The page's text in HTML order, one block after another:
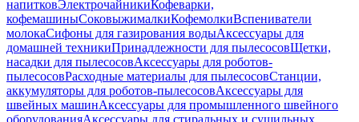
напитковЭлектрочайникиКофеварки,
кофемашиныСоковыжималкиКофемолкиВспениватели
молокаСифоны для газирования водыАксессуары для
домашней техникиПринадлежности для пылесосовЩетки,
насадки для пылесосовАксессуары для роботов-
пылесосовРасходные материалы для пылесосовСтанции,
аккумуляторы для роботов-пылесосовАксессуары для
швейных машинАксессуары для промышленного швейного
оборудованияАксессуары для стиральных и сушильных